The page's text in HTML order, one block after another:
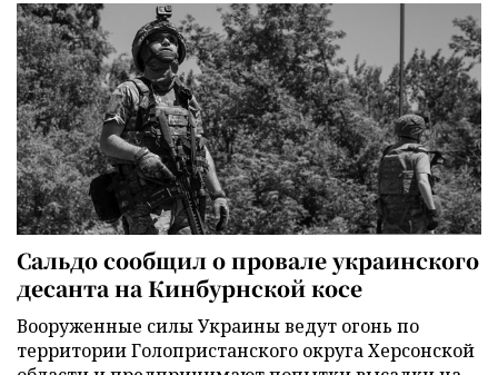
Сальдо сообщил о провале украинского
десанта на Кинбурнской косе
Вооруженные силы Украины ведут огонь по
территории Голопристанского округа Херсонской